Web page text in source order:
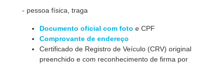
- pessoa física, traga
Documento oficial com foto e CPF
Comprovante de endereço
Certificado de Registro de Veículo (CRV) original
preenchido e com reconhecimento de firma por